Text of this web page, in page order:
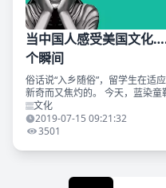
当中国人感受美国文化
个瞬间
俗话说“入乡随俗”，留学生在适
新奇而又焦灼的。 今天，蓝染
出一些小心情，显然，她的内心
生，有时去了一趟美
文化
2019-07-15 09:21:32
3501